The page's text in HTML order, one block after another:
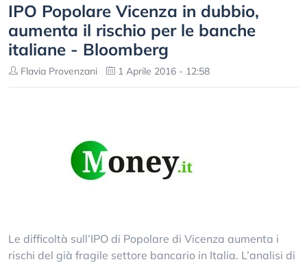
IPO Popolare Vicenza in dubbio,
aumenta il rischio per le banche
italiane - Bloomberg
Flavia Provenzani 1 Aprile 2016 - 12:58
Le difficoltà sull’IPO di Popolare di Vicenza aumenta i
rischi del già fragile settore bancario in Italia. L’analisi di